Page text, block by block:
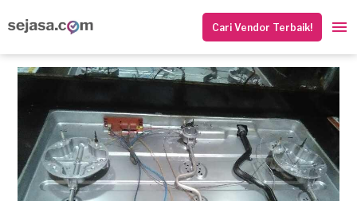
Cari Vendor Terbaik!